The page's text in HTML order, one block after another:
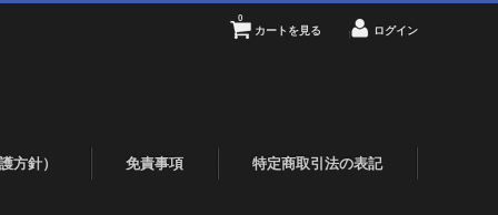
カートを見る
0
ログイン
方針） 免責事項 特定商取引法の表記